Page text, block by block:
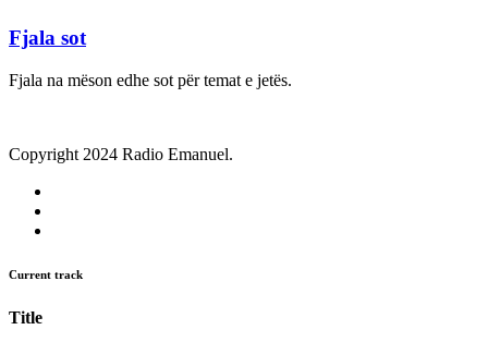
Fjala sot
Fjala na mëson edhe sot për temat e jetës.
Copyright 2024 Radio Emanuel.
Current track
Title